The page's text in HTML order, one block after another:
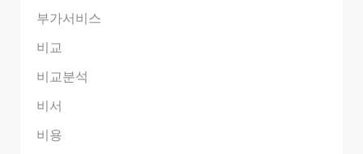
부가서비스
비교
비교분석
비서
비용